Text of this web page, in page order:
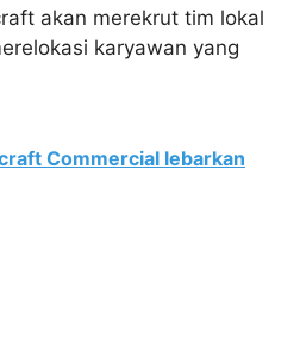
akan merekrut tim lokal
karyawan yang
Commercial lebarkan